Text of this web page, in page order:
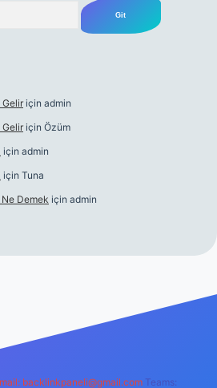
Gelir için admin
Gelir için Özüm
için admin
için Tuna
Demek için admin
backlinkpaneli@gmail.com Teams: